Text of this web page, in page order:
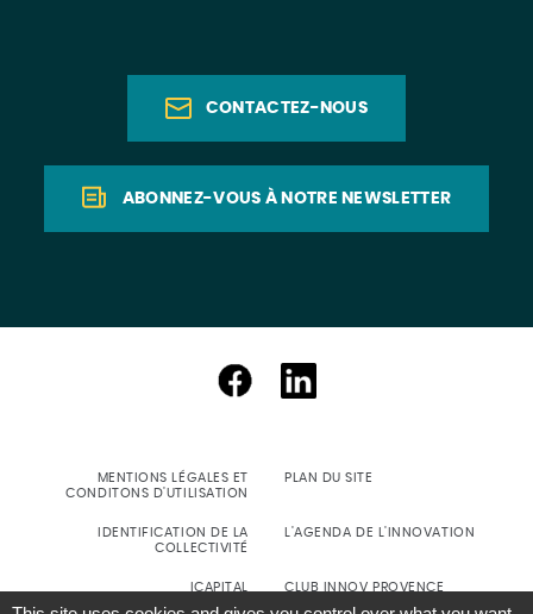
CONTACTEZ-NOUS
ABONNEZ-VOUS À NOTRE NEWSLETTER
MENTIONS LÉGALES ET
CONDITONS D'UTILISATION
PLAN DU SITE
IDENTIFICATION DE LA
COLLECTIVITÉ
L'AGENDA DE L'INNOVATION
ICAPITAL CLUB INNOV PROVENCE